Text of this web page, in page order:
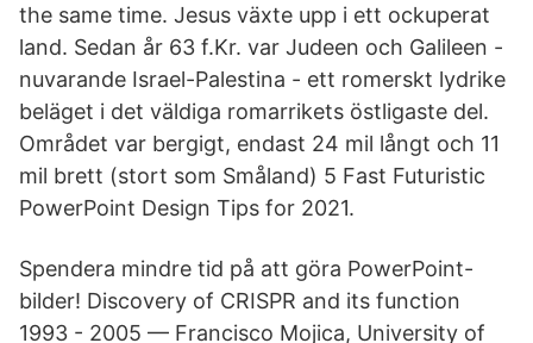
the same time. Jesus växte upp i ett ockuperat
land. Sedan år 63 f.Kr. var Judeen och Galileen -
nuvarande Israel-Palestina - ett romerskt lydrike
beläget i det väldiga romarrikets östligaste del.
Området var bergigt, endast 24 mil långt och 11
mil brett (stort som Småland) 5 Fast Futuristic
PowerPoint Design Tips for 2021.
Spendera mindre tid på att göra PowerPoint-
bilder! Discovery of CRISPR and its function
1993 - 2005 — Francisco Mojica, University of